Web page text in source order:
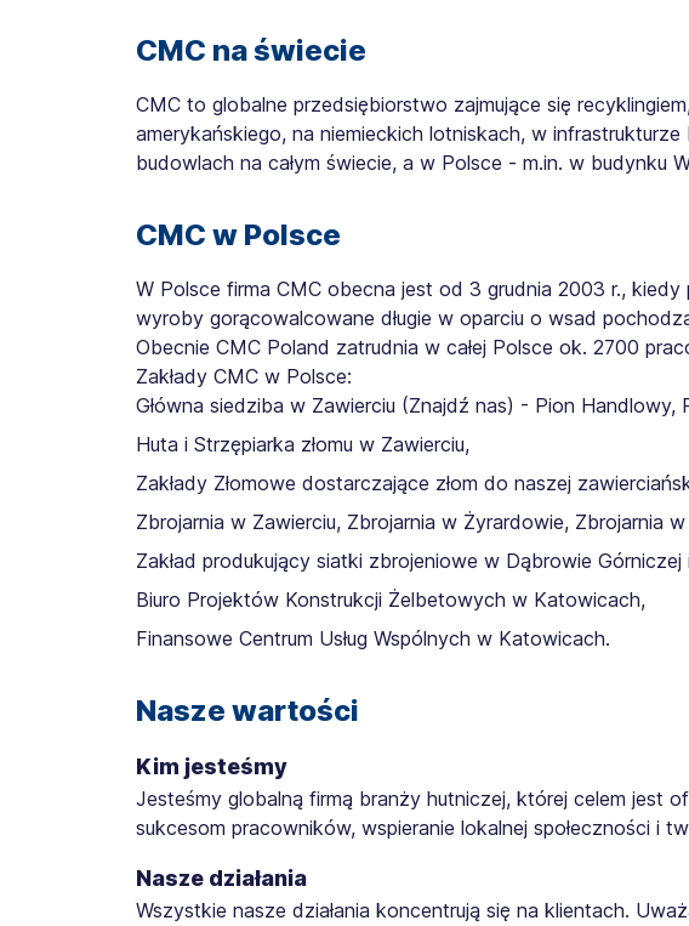
CMC na świecie
CMC to globalne przedsiębiorstwo zajmujące się
amerykańskiego, na niemieckich lotniskach, w
budowlach na całym świecie, a w Polsce - m.in. w budynku
CMC w Polsce
W Polsce firma CMC obecna jest od 3 grudnia 2003 r., kiedy
wyroby gorącowalcowane długie w oparciu o wsad
Obecnie CMC Poland zatrudnia w całej Polsce ok. 2700
Zakłady CMC w Polsce:
Główna siedziba w Zawierciu (Znajdź nas) - Pion Handlowy,
Huta i Strzępiarka złomu w Zawierciu,
Zakłady Złomowe dostarczające złom do naszej
Zbrojarnia w Zawierciu, Zbrojarnia w Żyrardowie, Zbrojarnia
Zakład produkujący siatki zbrojeniowe w Dąbrowie Górniczej
Biuro Projektów Konstrukcji Żelbetowych w Katowicach,
Finansowe Centrum Usług Wspólnych w Katowicach.
Nasze wartości
Kim jesteśmy
Jesteśmy globalną firmą branży hutniczej, której celem jest
sukcesom pracowników, wspieranie lokalnej społeczności i
Nasze działania
Wszystkie nasze działania koncentrują się na klientach.